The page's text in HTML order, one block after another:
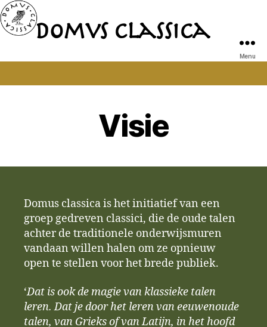
DomvsDomvs Classica
Menu
Visie
Domus classica is het initiatief van een
groep gedreven classici, die de oude talen
achter de traditionele onderwijsmuren
vandaan willen halen om ze opnieuw
open te stellen voor het brede publiek.
‘Dat is ook de magie van klassieke talen
leren. Dat je door het leren van eeuwenoude
talen, van Grieks of van Latijn, in het hoofd